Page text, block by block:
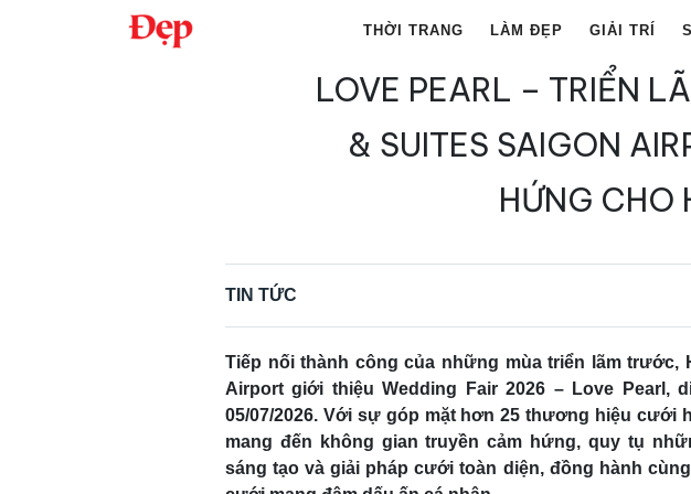
THỜI TRANG LÀM ĐẸP GIẢI TRÍ
LOVE PEARL – TRIỂN
& SUITES SAIGON
HỨNG CHO
TIN TỨC
Tiếp nối thành công của những mùa triển lãm trước,
Airport giới thiệu Wedding Fair 2026 – Love Pearl,
05/07/2026. Với sự góp mặt hơn 25 thương hiệu cưới
mang đến không gian truyền cảm hứng, quy tụ
sáng tạo và giải pháp cưới toàn diện, đồng hành